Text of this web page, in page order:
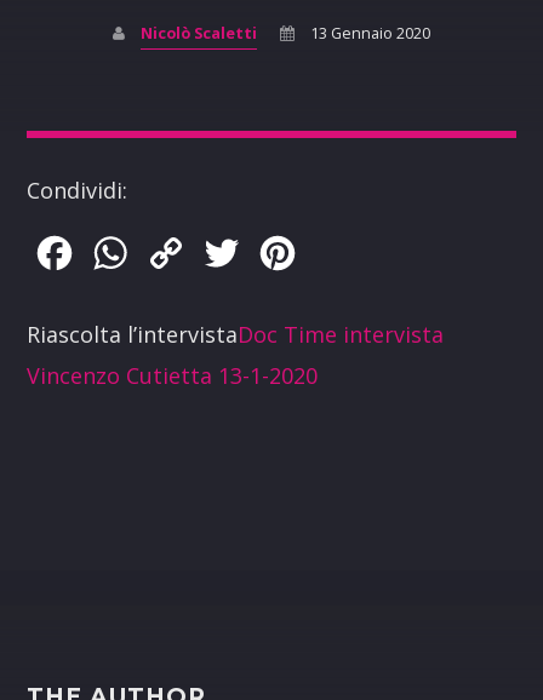
Nicolò Scaletti 13 Gennaio 2020
Condividi:
FacebookWhatsApp
Copy
Twitter
Riascolta l’intervistaDoc Time intervista
Vincenzo Cutietta 13-1-2020